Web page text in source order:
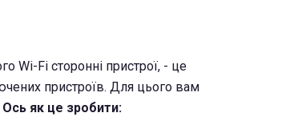
Wi-Fi сторонні пристрої, - це
пристроїв. Для цього вам
Ось як це зробити: